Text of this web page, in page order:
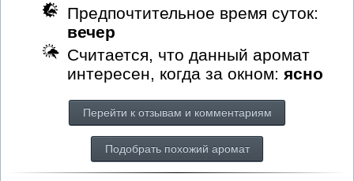
Предпочтительное время суток:
вечер
Считается, что данный аромат
интересен, когда за окном: ясно
Перейти к отзывам и комментариям
Подобрать похожий аромат